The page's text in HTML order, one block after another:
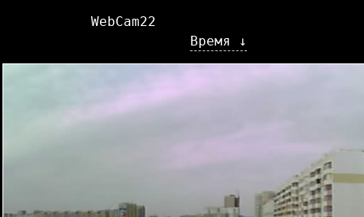
Время ↓
WebCam22